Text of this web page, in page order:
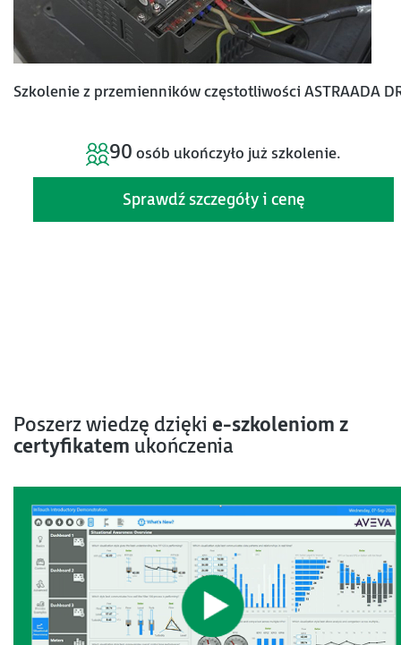
Szkolenie z przemienników częstotliwości ASTRAADA
90 osób ukończyło już szkolenie.
Sprawdź szczegóły i cenę
Poszerz wiedzę dzięki e-szkoleniom z
certyfikatem ukończenia